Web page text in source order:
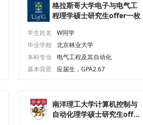
格拉斯哥大学电子与电气工
程理学硕士研究生offer一枚
学生姓名
W同学
毕业学校
北京林业大学
本科专业
电气工程及其自动化
基本背景
应届生，GPA2.67
南洋理工大学计算机控制与
自动化理学硕士研究生offer